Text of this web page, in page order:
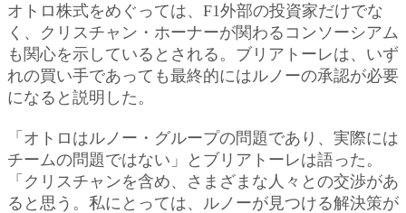
オトロ株式をめぐっては、F1外部の投資家だけでな
く、クリスチャン・ホーナーが関わるコンソーシアム
も関心を示しているとされる。ブリアトーレは、いず
れの買い手であっても最終的にはルノーの承認が必要
になると説明した。
「オトロはルノー・グループの問題であり、実際には
チームの問題ではない」とブリアトーレは語った。
「クリスチャンを含め、さまざまな人々との交渉があ
ると思う。私にとっては、ルノーが見つける解決策が